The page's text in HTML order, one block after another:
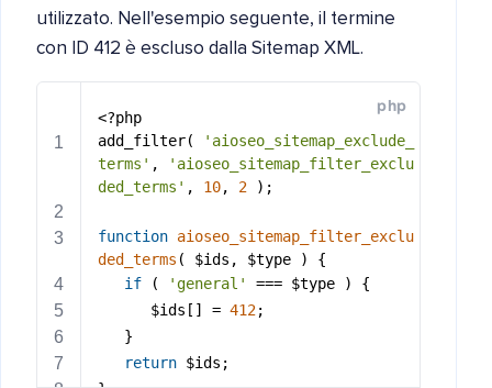
utilizzato. Nell'esempio seguente, il termine
con ID 412 è escluso dalla Sitemap XML.